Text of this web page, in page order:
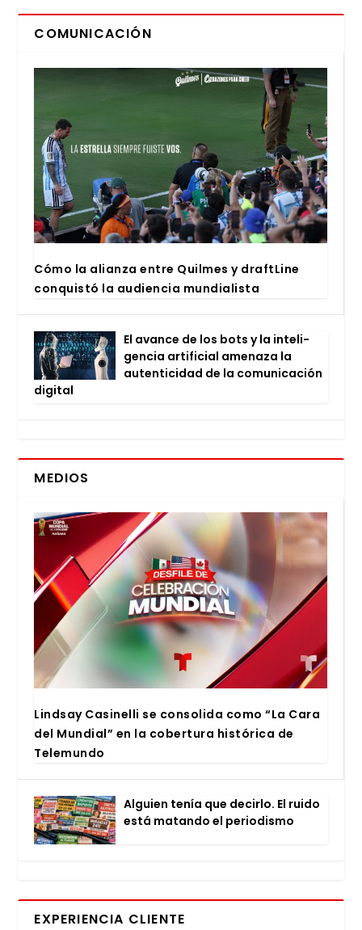
COMUNICACIÓN
Cómo la alian­za entre Quil­mes y draftLi­ne
con­quis­tó la audien­cia mun­dia­lis­ta
El avan­ce de los bots y la inte­li­
gen­cia arti­fi­cial ame­na­za la
auten­ti­ci­dad de la comu­ni­ca­ción
digi­tal
MEDIOS
Lind­say Casi­ne­lli se con­so­li­da como “La Cara
del Mun­dial” en la cober­tu­ra his­tó­ri­ca de
Tele­mun­do
Alguien tenía que decir­lo. El rui­do
está matan­do el perio­dis­mo
EXPERIENCIA CLIENTE